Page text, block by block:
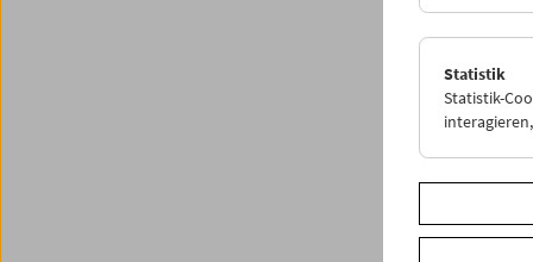
Statistik
Statistik-